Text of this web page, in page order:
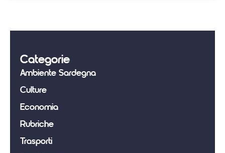
Categorie
Ambiente Sardegna
Culture
Economia
Rubriche
Trasporti